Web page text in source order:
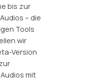
bis zur
– die
Tools
wir
Version
mit